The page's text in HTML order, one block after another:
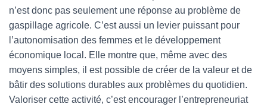
n’est donc pas seulement une réponse au problème de
gaspillage agricole. C’est aussi un levier puissant pour
l’autonomisation des femmes et le développement
économique local. Elle montre que, même avec des
moyens simples, il est possible de créer de la valeur et de
bâtir des solutions durables aux problèmes du quotidien.
Valoriser cette activité, c’est encourager l’entrepreneuriat